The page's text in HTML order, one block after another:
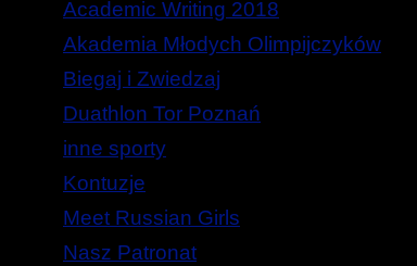
Academic Writing 2018
Akademia Młodych Olimpijczyków
Biegaj i Zwiedzaj
Duathlon Tor Poznań
inne sporty
Kontuzje
Meet Russian Girls
Nasz Patronat